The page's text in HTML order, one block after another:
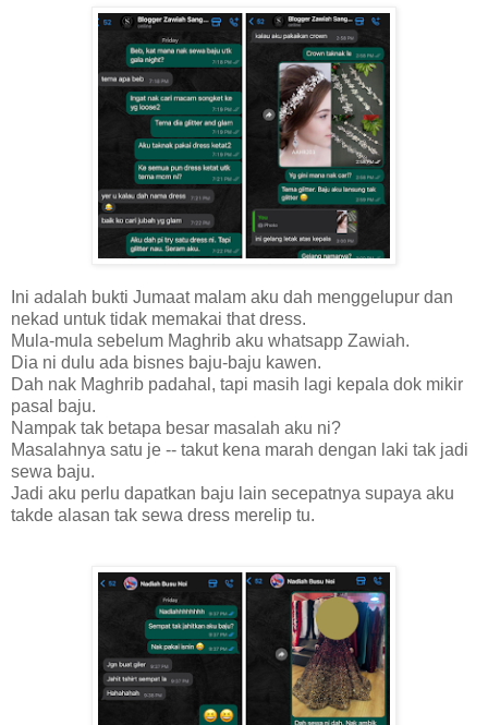
Ini adalah bukti Jumaat malam aku dah menggelupur dan
nekad untuk tidak memakai that dress.
Mula-mula sebelum Maghrib aku whatsapp Zawiah.
Dia ni dulu ada bisnes baju-baju kawen.
Dah nak Maghrib padahal, tapi masih lagi kepala dok mikir
pasal baju.
Nampak tak betapa besar masalah aku ni?
Masalahnya satu je -- takut kena marah dengan laki tak jadi
sewa baju.
Jadi aku perlu dapatkan baju lain secepatnya supaya aku
takde alasan tak sewa dress merelip tu.